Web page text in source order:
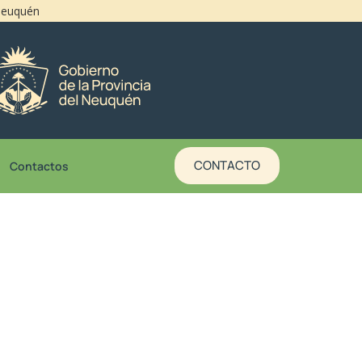
Contactos CONTACTO